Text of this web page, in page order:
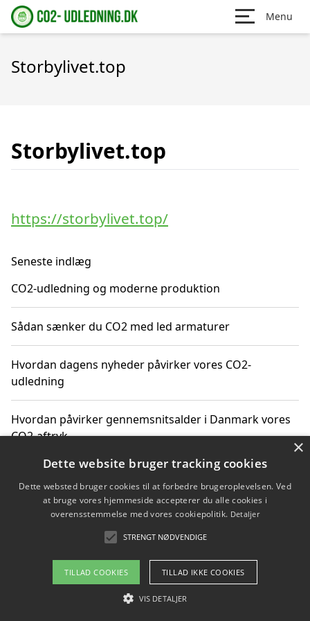
Menu
Storbylivet.top
Storbylivet.top
https://storbylivet.top/
Seneste indlæg
CO2-udledning og moderne produktion
Sådan sænker du CO2 med led armaturer
Hvordan dagens nyheder påvirker vores CO2-
udledning
Hvordan påvirker gennemsnitsalder i Danmark vores
CO2-aftryk
Hvordan nyheder om CO2-udledning påvirker vores
hverdag
Om / kontakt
Blog Betingelser
×
Dette website bruger tracking cookies
Dette websted bruger cookies til at forbedre brugeroplevelsen. Ved
at bruge vores hjemmeside accepterer du alle cookies i
overensstemmelse med vores cookiepolitik. Detaljer
STRENGT NØDVENDIGE
TILLAD COOKIES TILLAD IKKE COOKIES
VIS DETALJER